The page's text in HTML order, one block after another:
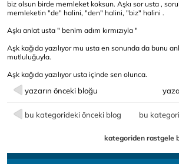
biz olsun birde memleket koksun. Aşkı sor usta ,
memleketin "de" halini, "den" halini, "biz" halini .
Aşkı anlat usta " benim adım kırmızıyla "
Aşk kağıda yazılıyor mu usta en sonunda da bunu
mutluluğuyla.
Aşk kağıda yazılıyor usta içinde sen olunca.
yazarın önceki bloğu
bu kategorideki önceki blog bu
kategoriden rastgele